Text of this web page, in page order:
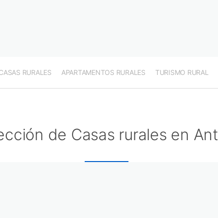
RURALES APARTAMENTOS RURALES TURISMO RURAL
de Casas rurales en